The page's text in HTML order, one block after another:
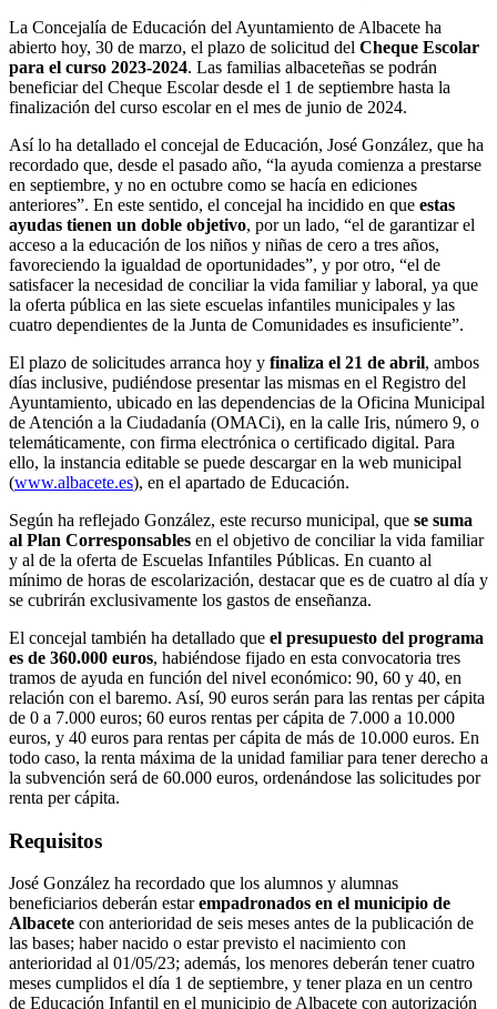
La Concejalía de Educación del Ayuntamiento de Albacete ha
abierto hoy, 30 de marzo, el plazo de solicitud del Cheque Escolar
para el curso 2023-2024. Las familias albaceteñas se podrán
beneficiar del Cheque Escolar desde el 1 de septiembre hasta la
finalización del curso escolar en el mes de junio de 2024.
Así lo ha detallado el concejal de Educación, José González, que ha
recordado que, desde el pasado año, “la ayuda comienza a prestarse
en septiembre, y no en octubre como se hacía en ediciones
anteriores”. En este sentido, el concejal ha incidido en que estas
ayudas tienen un doble objetivo, por un lado, “el de garantizar el
acceso a la educación de los niños y niñas de cero a tres años,
favoreciendo la igualdad de oportunidades”, y por otro, “el de
satisfacer la necesidad de conciliar la vida familiar y laboral, ya que
la oferta pública en las siete escuelas infantiles municipales y las
cuatro dependientes de la Junta de Comunidades es insuficiente”.
El plazo de solicitudes arranca hoy y finaliza el 21 de abril, ambos
días inclusive, pudiéndose presentar las mismas en el Registro del
Ayuntamiento, ubicado en las dependencias de la Oficina Municipal
de Atención a la Ciudadanía (OMACi), en la calle Iris, número 9, o
telemáticamente, con firma electrónica o certificado digital. Para
ello, la instancia editable se puede descargar en la web municipal
(www.albacete.es), en el apartado de Educación.
Según ha reflejado González, este recurso municipal, que se suma
al Plan Corresponsables en el objetivo de conciliar la vida familiar
y al de la oferta de Escuelas Infantiles Públicas. En cuanto al
mínimo de horas de escolarización, destacar que es de cuatro al día y
se cubrirán exclusivamente los gastos de enseñanza.
El concejal también ha detallado que el presupuesto del programa
es de 360.000 euros, habiéndose fijado en esta convocatoria tres
tramos de ayuda en función del nivel económico: 90, 60 y 40, en
relación con el baremo. Así, 90 euros serán para las rentas per cápita
de 0 a 7.000 euros; 60 euros rentas per cápita de 7.000 a 10.000
euros, y 40 euros para rentas per cápita de más de 10.000 euros. En
todo caso, la renta máxima de la unidad familiar para tener derecho a
la subvención será de 60.000 euros, ordenándose las solicitudes por
renta per cápita.
Requisitos
José González ha recordado que los alumnos y alumnas
beneficiarios deberán estarempadronados en el municipio de
Albacete con anterioridad de seis meses antes de la publicación de
las bases; haber nacido o estar previsto el nacimiento con
anterioridad al 01/05/23; además, los menores deberán tener cuatro
meses cumplidos el día 1 de septiembre, y tener plaza en un centro
de Educación Infantil en el municipio de Albacete con autorización